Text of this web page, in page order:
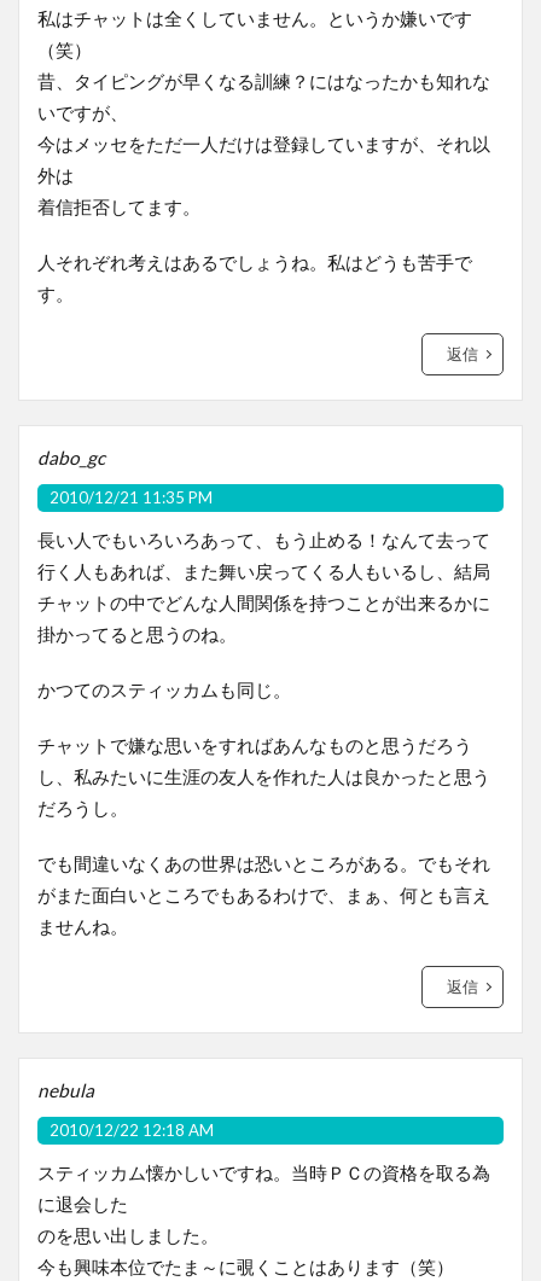
私はチャットは全くしていません。というか嫌いです
（笑）
昔、タイピングが早くなる訓練？にはなったかも知れな
いですが、
今はメッセをただ一人だけは登録していますが、それ以
外は
着信拒否してます。
人それぞれ考えはあるでしょうね。私はどうも苦手で
す。
返信
dabo_gc
2010/12/21 11:35 PM
長い人でもいろいろあって、もう止める！なんて去って
行く人もあれば、また舞い戻ってくる人もいるし、結局
チャットの中でどんな人間関係を持つことが出来るかに
掛かってると思うのね。
かつてのスティッカムも同じ。
チャットで嫌な思いをすればあんなものと思うだろう
し、私みたいに生涯の友人を作れた人は良かったと思う
だろうし。
でも間違いなくあの世界は恐いところがある。でもそれ
がまた面白いところでもあるわけで、まぁ、何とも言え
ませんね。
返信
nebula
2010/12/22 12:18 AM
スティッカム懐かしいですね。当時ＰＣの資格を取る為
に退会した
のを思い出しました。
今も興味本位でたま～に覗くことはあります（笑）